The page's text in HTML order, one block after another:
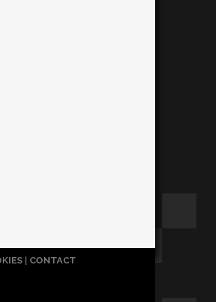
| CONTACT